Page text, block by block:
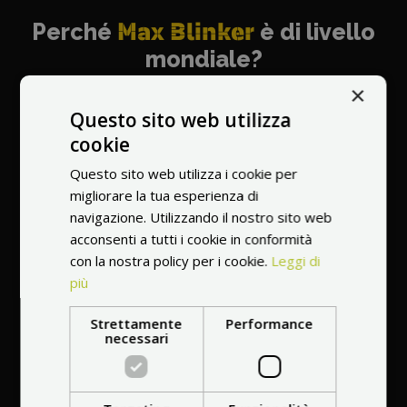
Perché Max Blinker è di livello
mondiale?
Il più raccomandato
venditore al mondo
Manutenzione
professionalea casa
×
Questo sito web utilizza
cookie
Questo sito web utilizza i cookie per
migliorare la tua esperienza di
navigazione. Utilizzando il nostro sito web
acconsenti a tutti i cookie in conformità
con la nostra policy per i cookie. Leggi di
più
Strettamente
necessari
Performance